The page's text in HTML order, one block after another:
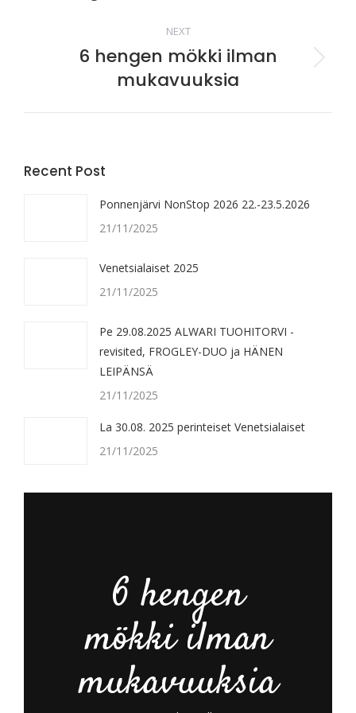
NEXT
Next
album:
6 hengen mökki ilman
mukavuuksia
Recent Post
Ponnenjärvi NonStop 2026 22.-23.5.2026
21/11/2025
Venetsialaiset 2025
21/11/2025
Pe 29.08.2025 ALWARI TUOHITORVI -
revisited, FROGLEY-DUO ja HÄNEN
LEIPÄNSÄ
21/11/2025
La 30.08. 2025 perinteiset Venetsialaiset
21/11/2025
6 hengen
mökki ilman
mukavuuksia